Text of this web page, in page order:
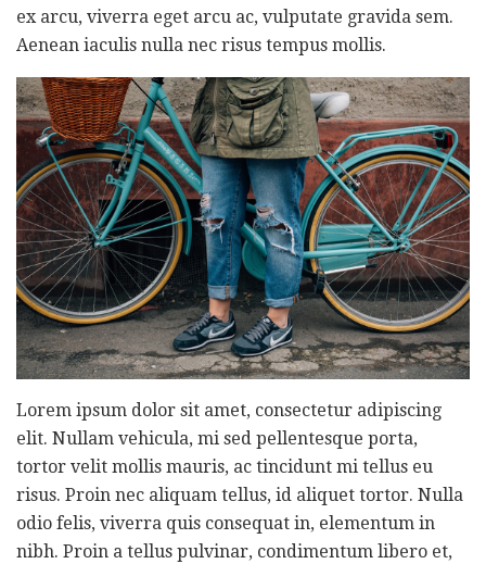
ex arcu, viverra eget arcu ac, vulputate gravida sem.
Aenean iaculis nulla nec risus tempus mollis.
Lorem ipsum dolor sit amet, consectetur adipiscing
elit. Nullam vehicula, mi sed pellentesque porta,
tortor velit mollis mauris, ac tincidunt mi tellus eu
risus. Proin nec aliquam tellus, id aliquet tortor. Nulla
odio felis, viverra quis consequat in, elementum in
nibh. Proin a tellus pulvinar, condimentum libero et,